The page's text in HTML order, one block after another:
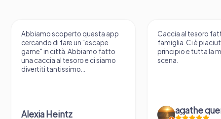
Abbiamo scoperto questa app
cercando di fare un "escape
game" in città. Abbiamo fatto
una caccia al tesoro e ci siamo
divertiti tantissimo...
Alexia Heintz
Caccia al tesoro
famiglia. Ci è
principio e tutta la
scena.
agathe